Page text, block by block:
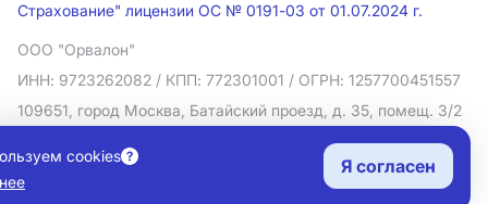
Страхование" лицензии ОС № 0191-03 от 01.07.2024 г.
ООО "Орвалон"
ИНН: 9723262082 / КПП: 772301001 / ОГРН: 1257700451557
109651, город Москва, Батайский проезд, д. 35, помещ. 3/2
Политика в отношении обработки персональных данных
Согласие на рекламную рассылку
Правовая информация
cookies
Я согласен